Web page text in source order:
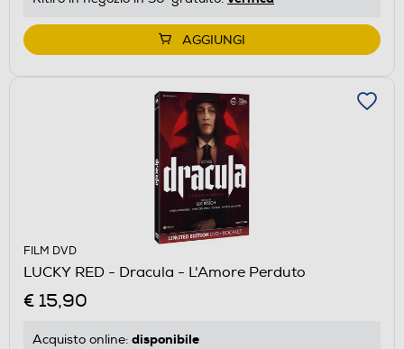
AGGIUNGI
FILM DVD
LUCKY RED - Dracula - L'Amore Perduto
€ 15,90
Acquisto online: disponibile